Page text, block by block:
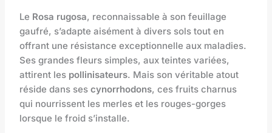
Le Rosa rugosa, reconnaissable à son feuillage
gaufré, s’adapte aisément à divers sols tout en
offrant une résistance exceptionnelle aux maladies.
Ses grandes fleurs simples, aux teintes variées,
attirent les pollinisateurs. Mais son véritable atout
réside dans sescynorrhodons, ces fruits charnus
qui nourrissent les merles et les rouges-gorges
lorsque le froid s’installe.